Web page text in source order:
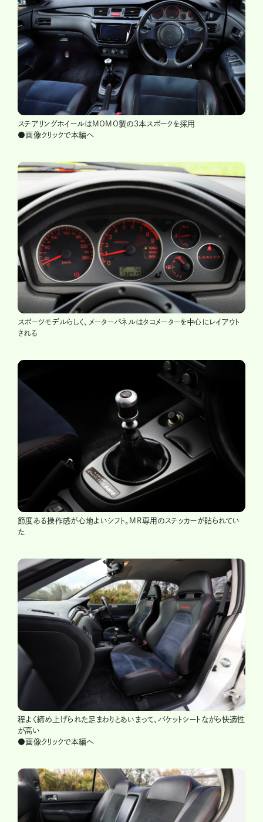
ステアリングホイールはMOMO製の3本スポークを採用
●画像クリックで本編へ
スポーツモデルらしく、メーターパネルはタコメーターを中心にレイアウト
される
節度ある操作感が心地よいシフト。MR専用のステッカーが貼られてい
た
程よく締め上げられた足まわりとあいまって、バケットシートながら快適性
が高い
●画像クリックで本編へ